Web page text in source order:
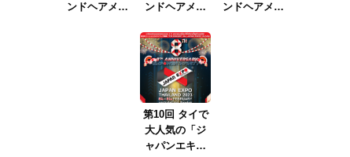
ンドヘアメイ
ンドヘアメイ
イク
ver.2023』
ンドヘアメイ
第10回 タイで
大人気の「ジ
ャパンエキス